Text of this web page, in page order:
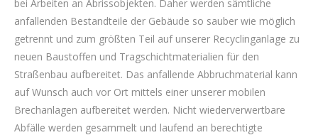
bei Arbeiten an Abrissobjekten. Daher werden sämtliche
anfallenden Bestandteile der Gebäude so sauber wie möglich
getrennt und zum größten Teil auf unserer Recyclinganlage zu
neuen Baustoffen und Tragschichtmaterialien für den
Straßenbau aufbereitet. Das anfallende Abbruchmaterial kann
auf Wunsch auch vor Ort mittels einer unserer mobilen
Brechanlagen aufbereitet werden. Nicht wiederverwertbare
Abfälle werden gesammelt und laufend an berechtigte